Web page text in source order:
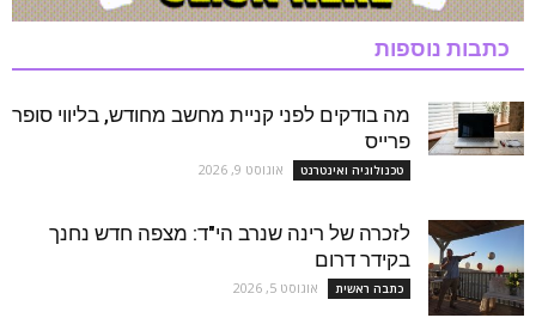
כתבות נוספות
מה בודקים לפני קניית מחשב מחודש, בליווי סופר
פרייס
טכנולוגיה ואינטרנט אוגוסט 9, 2026
לזכרה של רינה שנרב הי"ד: מצפה חדש נחנך
בקידר דרום
כתבה ראשית אוגוסט 5, 2026